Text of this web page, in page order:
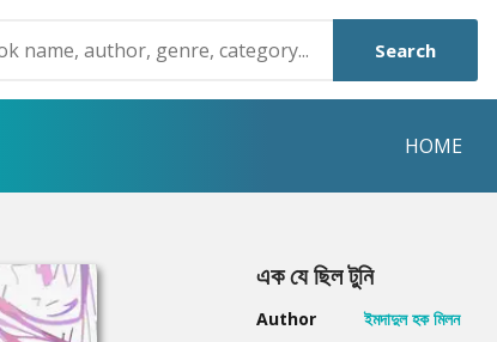
Search
HOME
Humayun Ahmed Hot & New
এক যে ছিল টুনি
Author
ইমদাদুল হক মিলন